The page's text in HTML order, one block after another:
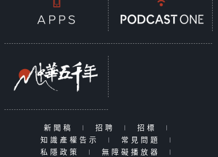
新聞稿 | 招聘 | 招標
|
知識產權告示
| 常見問題
|
私隱政策
| 無障礙播放器 |